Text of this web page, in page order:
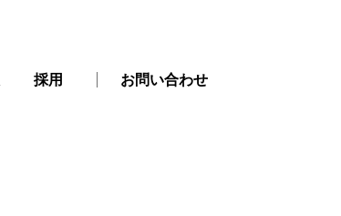
採用 お問い合わせ